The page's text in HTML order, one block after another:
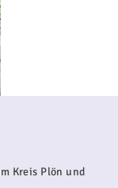
Kreis Plön und